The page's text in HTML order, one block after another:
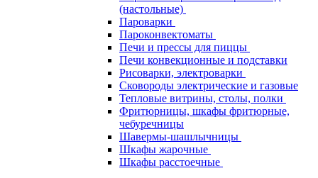
(настольные)
Пароварки
Пароконвектоматы
Печи и прессы для пиццы
Печи конвекционные и подставки
Рисоварки, электроварки
Сковороды электрические и газовые
Тепловые витрины, столы, полки
Фритюрницы, шкафы фритюрные,
чебуречницы
Шавермы-шашлычницы
Шкафы жарочные
Шкафы расстоечные